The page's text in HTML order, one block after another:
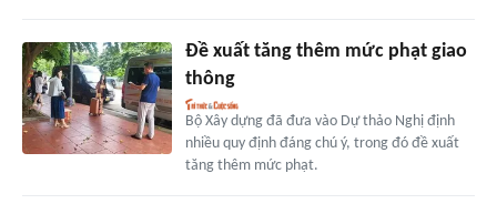
Đề xuất tăng thêm mức phạt giao
thông
Bộ Xây dựng đã đưa vào Dự thảo Nghị định
nhiều quy định đáng chú ý, trong đó đề xuất
tăng thêm mức phạt.